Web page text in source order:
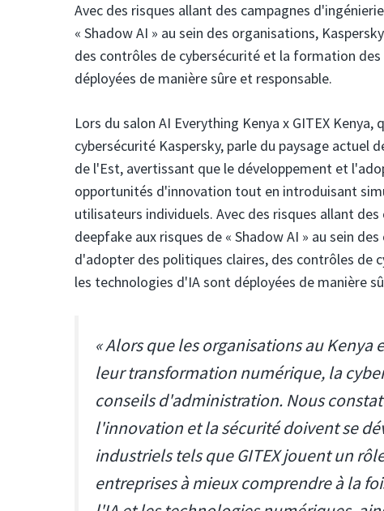
Avec des risques allant des campagnes
« Shadow AI » au sein des organisations,
des contrôles de cybersécurité et la formation
déployées de manière sûre et responsable.
Lors du salon AI Everything Kenya x GITEX
cybersécurité Kaspersky, parle du paysage actuel
de l'Est, avertissant que le développement et
opportunités d'innovation tout en introduisant
utilisateurs individuels. Avec des risques allant
deepfake aux risques de « Shadow AI » au sein
d'adopter des politiques claires, des contrôles de
les technologies d'IA sont déployées de manière
« Alors que les organisations au
leur transformation numérique, la
conseils d'administration. Nous
l'innovation et la sécurité doivent se
industriels tels que GITEX jouent un
entreprises à mieux comprendre à la